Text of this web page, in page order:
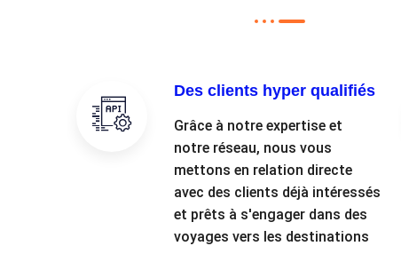
Des clients hyper qualifiés
Grâce à notre expertise et
notre réseau, nous vous
mettons en relation directe
avec des clients déjà intéressés
et prêts à s'engager dans des
voyages vers les destinations